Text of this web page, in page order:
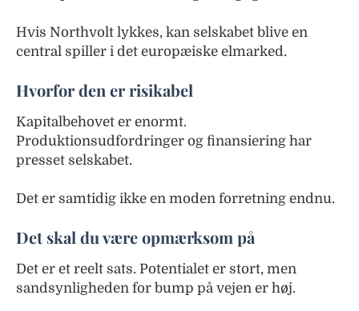
Hvis Northvolt lykkes, kan selskabet blive en
central spiller i det europæiske elmarked.
Hvorfor den er risikabel
Kapitalbehovet er enormt.
Produktionsudfordringer og finansiering har
presset selskabet.
Det er samtidig ikke en moden forretning endnu.
Det skal du være opmærksom på
Det er et reelt sats. Potentialet er stort, men
sandsynligheden for bump på vejen er høj.